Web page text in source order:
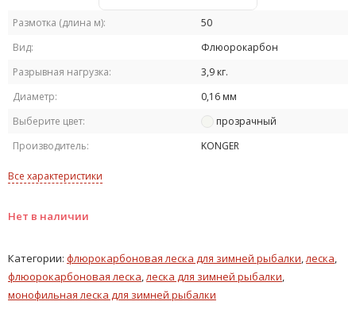
Размотка (длина м):
50
Вид:
Флюорокарбон
Разрывная нагрузка:
3,9 кг.
Диаметр:
0,16 мм
Выберите цвет:
прозрачный
Производитель:
KONGER
Все характеристики
Нет в наличии
Категории: флюрокарбоновая леска для зимней рыбалки,леска,
флюорокарбоновая леска,леска для зимней рыбалки,
монофильная леска для зимней рыбалки